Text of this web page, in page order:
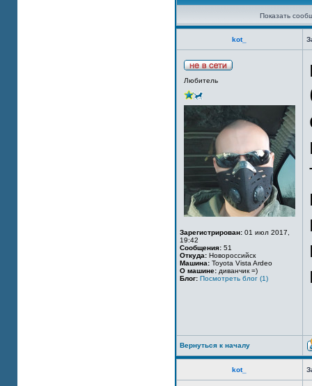
Показать
kot_
Любитель
Зарегистрирован: 01 июл 2017,
19:42
Сообщения: 51
Откуда: Новороссийск
Машина: Toyota Vista Ardeo
О машине: диванчик =)
Блог: Посмотреть блог (1)
Вернуться к началу
kot_